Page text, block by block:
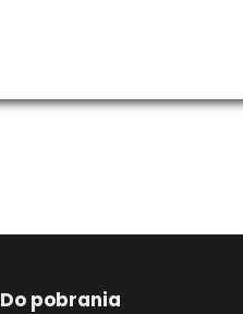
Do pobrania